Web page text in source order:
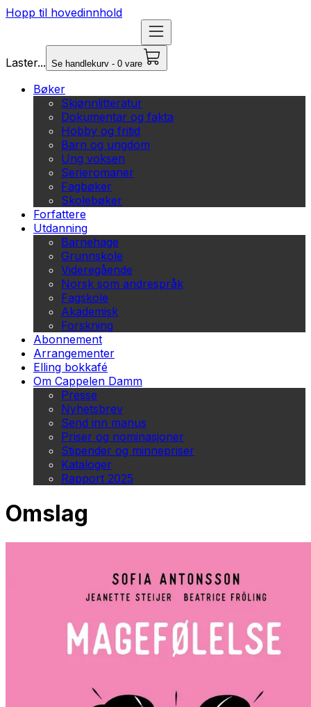
Hopp til hovedinnhold
Laster... Se handlekurv - 0 vare
Bøker
Skjønnlitteratur
Dokumentar og fakta
Hobby og fritid
Barn og ungdom
Ung voksen
Serieromaner
Fagbøker
Skolebøker
Forfattere
Utdanning
Barnehage
Grunnskole
Videregående
Norsk som andrespråk
Fagskole
Akademisk
Forskning
Abonnement
Arrangementer
Elling bokkafé
Om Cappelen Damm
Presse
Nyhetsbrev
Send inn manus
Priser og nominasjoner
Stipender og minnepriser
Kataloger
Rapport 2025
Omslag